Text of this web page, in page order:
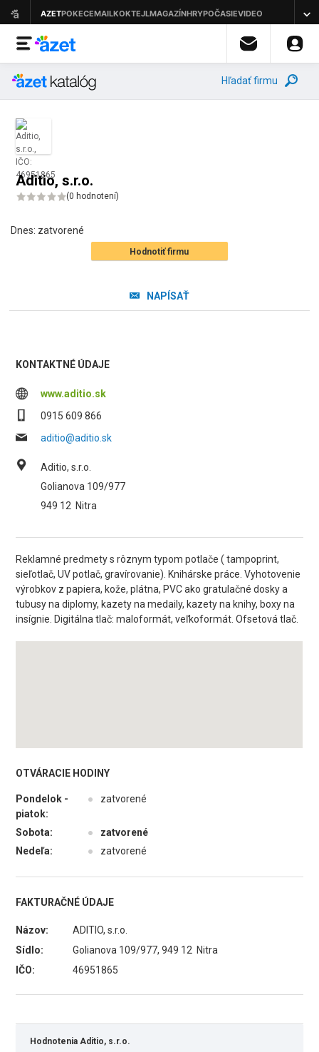
Hľadať firmu
Aditio, s.r.o.
(0 hodnotení)
Dnes: zatvorené
Hodnotiť firmu
NAPÍSAŤ
KONTAKTNÉ ÚDAJE
www.aditio.sk
0915 609 866
aditio@aditio.sk
Aditio, s.r.o.
Golianova 109/977
949 12 Nitra
Reklamné predmety s rôznym typom potlače ( tampoprint,
sieľotlač, UV potlač, gravírovanie). Knihárske práce. Vyhotovenie
výrobkov z papiera, kože, plátna, PVC ako gratulačné dosky a
tubusy na diplomy, kazety na medaily, kazety na knihy, boxy na
insígnie. Digitálna tlač: maloformát, veľkoformát. Ofsetová tlač.
OTVÁRACIE HODINY
Pondelok -
piatok:
● zatvorené
Sobota: ●
zatvorené
Nedeľa:
● zatvorené
FAKTURAČNÉ ÚDAJE
Názov:
ADITIO, s.r.o.
Sídlo:
Golianova 109/977, 949 12 Nitra
IČO:
46951865
Hodnotenia Aditio, s.r.o.